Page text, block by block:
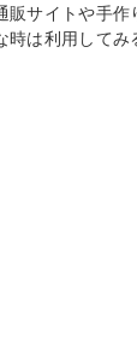
販サイトや手
は利用してみ